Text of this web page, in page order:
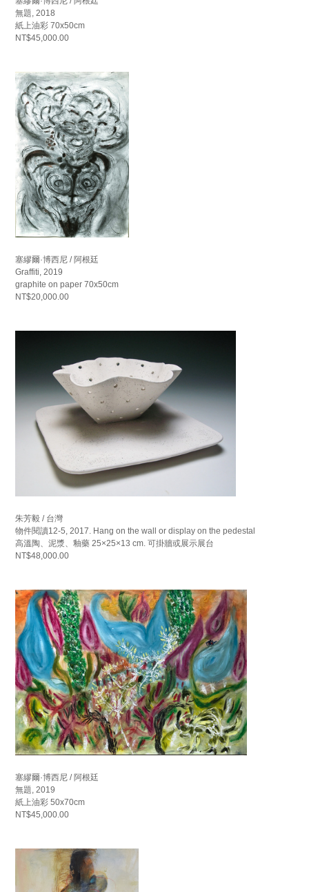
無題, 2018
紙上油彩 70x50cm
NT$45,000.00
塞繆爾·博西尼 / 阿根廷
Graffiti, 2019
graphite on paper 70x50cm
NT$20,000.00
朱芳毅 / 台灣
物件閱讀12-5, 2017. Hang on the wall or display on the pedestal
高溫陶、泥漿、釉藥 25×25×13 cm. 可掛牆或展示展台
NT$48,000.00
塞繆爾·博西尼 / 阿根廷
無題, 2019
紙上油彩 50x70cm
NT$45,000.00